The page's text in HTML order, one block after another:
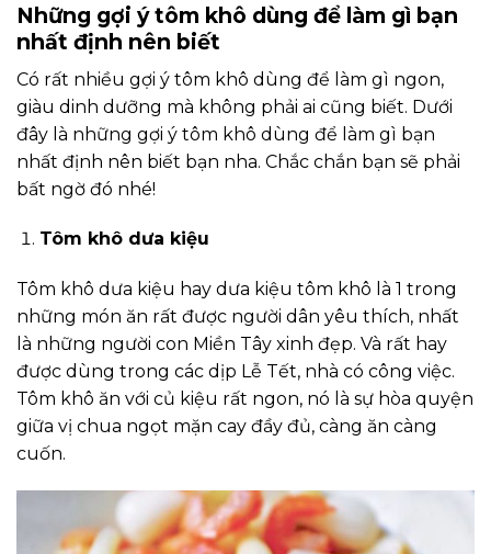
Những gợi ý tôm khô dùng để làm gì bạn
nhất định nên biết
Có rất nhiều gợi ý tôm khô dùng để làm gì ngon,
giàu dinh dưỡng mà không phải ai cũng biết. Dưới
đây là những gợi ý tôm khô dùng để làm gì bạn
nhất định nên biết bạn nha. Chắc chắn bạn sẽ phải
bất ngờ đó nhé!
Tôm khô dưa kiệu
Tôm khô dưa kiệu hay dưa kiệu tôm khô là 1 trong
những món ăn rất được người dân yêu thích, nhất
là những người con Miền Tây xinh đẹp. Và rất hay
được dùng trong các dịp Lễ Tết, nhà có công việc.
Tôm khô ăn với củ kiệu rất ngon, nó là sự hòa quyện
giữa vị chua ngọt mặn cay đầy đủ, càng ăn càng
cuốn.